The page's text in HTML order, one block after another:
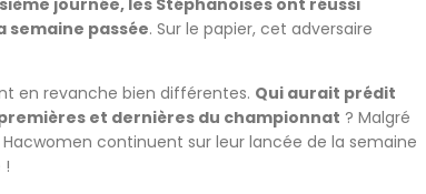
journée, les Stéphanoises ont réussi
semaine passée. Sur le papier, cet adversaire
en revanche bien différentes. Qui aurait prédit
et dernières du championnat ? Malgré
continuent sur leur lancée de la semaine
!